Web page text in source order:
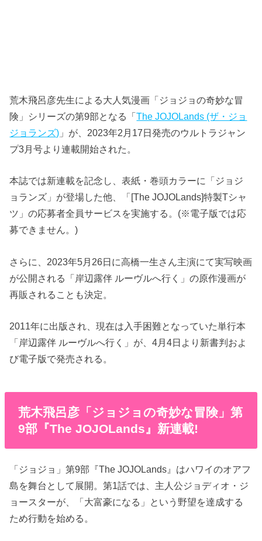
荒木飛呂彦先生による大人気漫画「ジョジョの奇妙な冒
険」シリーズの第9部となる「The JOJOLands (ザ・ジョ
ジョランズ) 」が、2023年2月17日発売のウルトラジャン
プ3月号より連載開始された。
本誌では新連載を記念し、表紙・巻頭カラーに「ジョジ
ョランズ」が登場した他、「[The JOJOLands]特製Tシャ
ツ」の応募者全員サービスを実施する。(※電子版では応
募できません。)
さらに、2023年5月26日に高橋一生さん主演にて実写映画
が公開される「岸辺露伴 ルーヴルへ行く」の原作漫画が
再販されることも決定。
2011年に出版され、現在は入手困難となっていた単行本
「岸辺露伴 ルーヴルへ行く」が、4月4日より新書判およ
び電子版で発売される。
荒木飛呂彦「ジョジョの奇妙な冒険」第
9部『The JOJOLands』新連載!
「ジョジョ」第9部『The JOJOLands』はハワイのオアフ
島を舞台として展開。第1話では、主人公ジョディオ・ジ
ョースターが、「大富豪になる」という野望を達成する
ため行動を始める。